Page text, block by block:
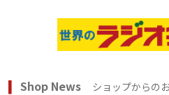
Shop News ショップからの